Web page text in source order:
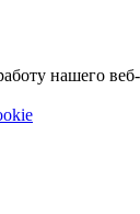
нашего веб-